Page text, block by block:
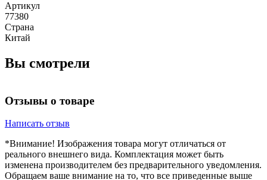
Артикул
77380
Страна
Китай
Вы смотрели
Отзывы о товаре
Написать отзыв
*Внимание! Изображения товара могут отличаться от
реального внешнего вида. Комплектация может быть
изменена производителем без предварительного уведомления.
Обращаем ваше внимание на то, что все приведенные выше